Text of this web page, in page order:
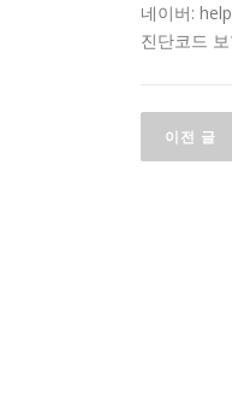
네이버:
진단코드
글
탐이전 글